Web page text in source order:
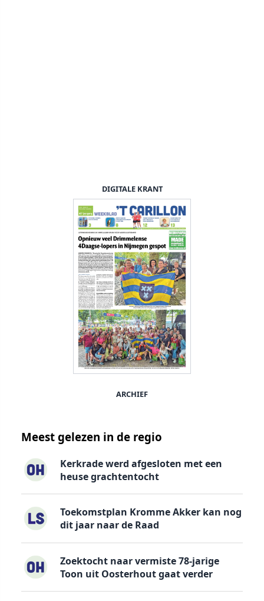
DIGITALE KRANT
ARCHIEF
Meest gelezen in de regio
Kerkrade werd afgesloten met een
heuse grachtentocht
Toekomstplan Kromme Akker kan nog
dit jaar naar de Raad
Zoektocht naar vermiste 78-jarige
Toon uit Oosterhout gaat verder